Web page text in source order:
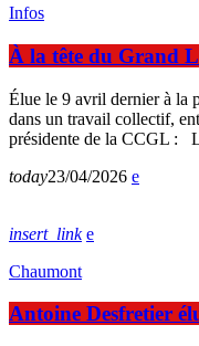
Infos
À la tête du Grand
Élue le 9 avril dernier à la
dans un travail collectif,
présidente de la CCGL :
today23/04/2026
insert_link
Chaumont
Antoine Desfretier